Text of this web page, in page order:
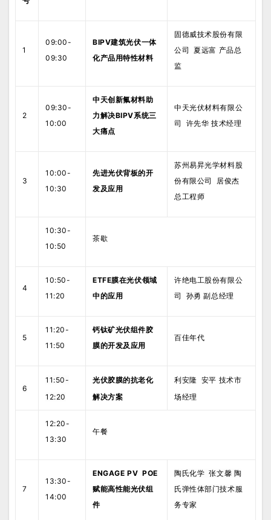
1
09:00-
09:30
BIPV建筑光伏一体
化产品用特性材料
固德威技术股份有限
公司 夏远富 产品总
监
2
09:30-
10:00
中天创新氟材料助
力解决BIPV系统三
大痛点
中天光伏材料有限公
司 许先华 技术经理
3
10:00-
10:30
先进光伏背板的开
发及应用
苏州易昇光学材料股
份有限公司 居俊杰
总工程师
10:30-
10:50
茶歇
4
10:50-
11:20
ETFE膜在光伏领域
中的应用
许绝电工股份有限公
司 孙勇 副总经理
5
11:20-
11:50
钙钛矿光伏组件胶
膜的开发及应用
百佳年代
6
1 1:50-
12:20
光伏胶膜的抗老化
解决方案
利安隆 安平 技术市
场经理
12:20-
13:30
午餐
7
13:30-
14:00
ENGAGE PV POE
赋能高性能光伏组
件
陶氏化学 张文馨 陶
氏弹性体部门技术服
务专家